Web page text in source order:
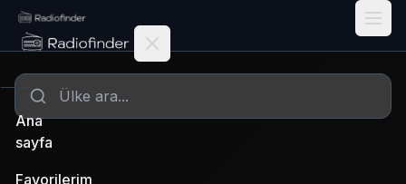
Radiofinder home
Ana
sayfa
Favorilerim